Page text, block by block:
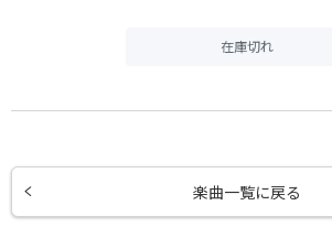
在庫切れ
楽曲一覧に戻る